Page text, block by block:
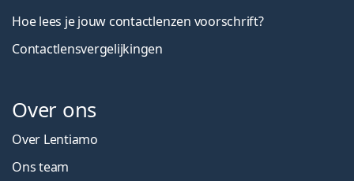
Hoe lees je jouw contactlenzen voorschrift?
Contactlensvergelijkingen
Over ons
Over Lentiamo
Ons team